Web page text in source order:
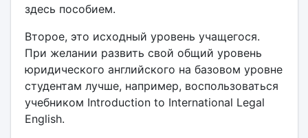
здесь пособием.
Второе, это исходный уровень учащегося.
При желании развить свой общий уровень
юридического английского на базовом уровне
студентам лучше, например, воспользоваться
учебником Introduction to International Legal
English.